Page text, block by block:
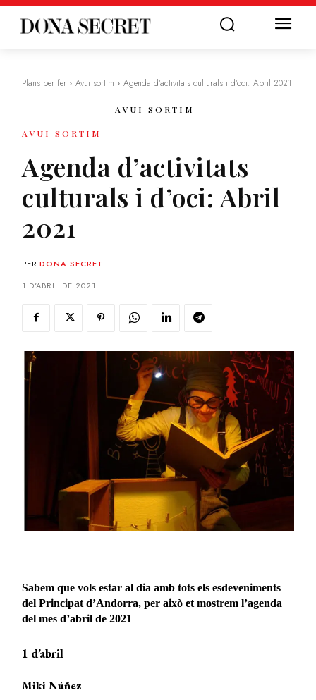
Plans per fer Avui sortim Agenda d'activitats culturals i d'oci: Abril 2021
AVUI SORTIM
AVUI SORTIM
Agenda d’activitats
culturals i d’oci: Abril
2021
PER DONA SECRET
1 D'ABRIL DE 2021
Sabem que vols estar al dia amb tots els esdeveniments
del Principat d’Andorra, per això et mostrem l’agenda
del mes d’abril de 2021
1 d’abril
Miki Núñez